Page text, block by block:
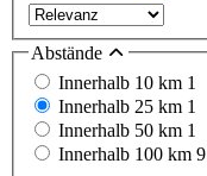
Abstände
Innerhalb 10 km 1
Innerhalb 25 km 1
Innerhalb 50 km 1
Innerhalb 100 km 9